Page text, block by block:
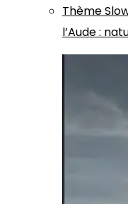
Thème
l’Aude :